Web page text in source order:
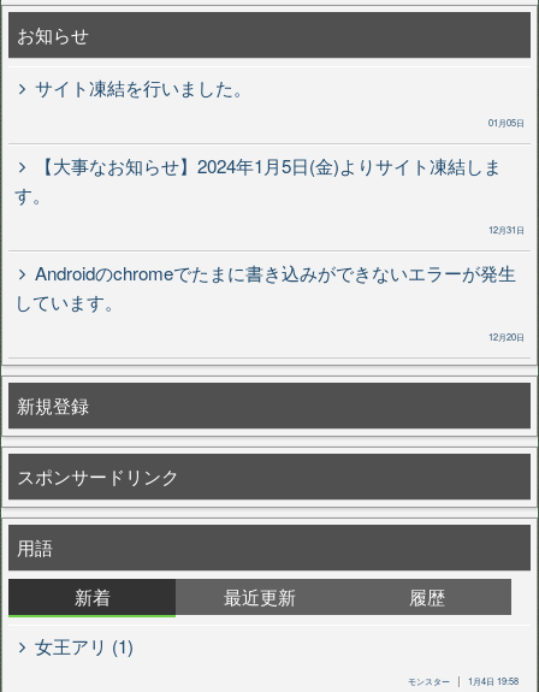
お知らせ
サイト凍結を行いました。
01月05日
【大事なお知らせ】2024年1月5日(金)よりサイト凍結しま
す。
12月31日
Androidのchromeでたまに書き込みができないエラーが発生
しています。
12月20日
新規登録
スポンサードリンク
用語
新着
最近更新
履歴
女王アリ (1)
モンスター 1月4日 19:58